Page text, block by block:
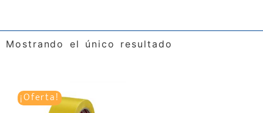
Mostrando el único resultado
¡Oferta!